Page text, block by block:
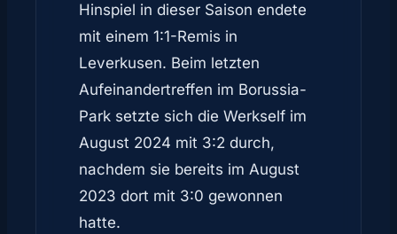
Hinspiel in dieser Saison endete
mit einem 1:1-Remis in
Leverkusen. Beim letzten
Aufeinandertreffen im Borussia-
Park setzte sich die Werkself im
August 2024 mit 3:2 durch,
nachdem sie bereits im August
2023 dort mit 3:0 gewonnen
hatte.